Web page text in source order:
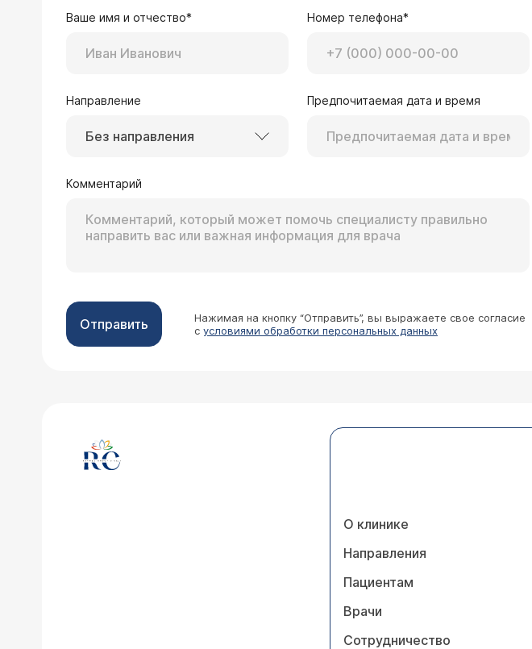
Ваше имя и отчество* Номер телефона*
Направление
Без направления
Предпочитаемая дата и время
Комментарий
Отправить
Нажимая на кнопку “Отправить”, вы выражаете свое согласие
с условиями обработки персональных данных
О клинике
Направления
Пациентам
Врачи
Сотрудничество